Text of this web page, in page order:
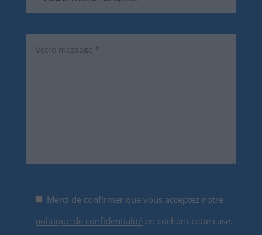
Merci de confirmer que vous acceptez notre
politique de confidentialitéen cochant cette case.